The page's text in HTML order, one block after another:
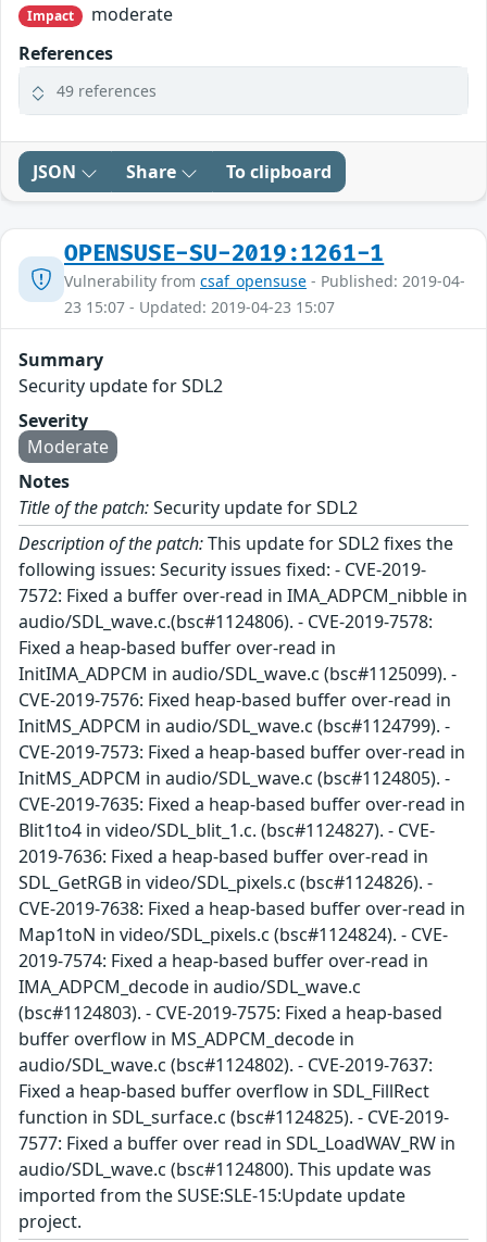
Impact
moderate
References
49 references
JSON Share To clipboard
OPENSUSE-SU-2019:1261-1
Vulnerability from csaf_opensuse - Published: 2019-04-
23 15:07 - Updated: 2019-04-23 15:07
Summary
Security update for SDL2
Severity
Moderate
Notes
Title of the patch:Security update for SDL2
Description of the patch:This update for SDL2 fixes the
following issues: Security issues fixed: - CVE-2019-
7572: Fixed a buffer over-read in IMA_ADPCM_nibble in
audio/SDL_wave.c.(bsc#1124806). - CVE-2019-7578:
Fixed a heap-based buffer over-read in
InitIMA_ADPCM in audio/SDL_wave.c (bsc#1125099). -
CVE-2019-7576: Fixed heap-based buffer over-read in
InitMS_ADPCM in audio/SDL_wave.c (bsc#1124799). -
CVE-2019-7573: Fixed a heap-based buffer over-read in
InitMS_ADPCM in audio/SDL_wave.c (bsc#1124805). -
CVE-2019-7635: Fixed a heap-based buffer over-read in
Blit1to4 in video/SDL_blit_1.c. (bsc#1124827). - CVE-
2019-7636: Fixed a heap-based buffer over-read in
SDL_GetRGB in video/SDL_pixels.c (bsc#1124826). -
CVE-2019-7638: Fixed a heap-based buffer over-read in
Map1toN in video/SDL_pixels.c (bsc#1124824). - CVE-
2019-7574: Fixed a heap-based buffer over-read in
IMA_ADPCM_decode in audio/SDL_wave.c
(bsc#1124803). - CVE-2019-7575: Fixed a heap-based
buffer overflow in MS_ADPCM_decode in
audio/SDL_wave.c (bsc#1124802). - CVE-2019-7637:
Fixed a heap-based buffer overflow in SDL_FillRect
function in SDL_surface.c (bsc#1124825). - CVE-2019-
7577: Fixed a buffer over read in SDL_LoadWAV_RW in
audio/SDL_wave.c (bsc#1124800). This update was
imported from the SUSE:SLE-15:Update update
project.